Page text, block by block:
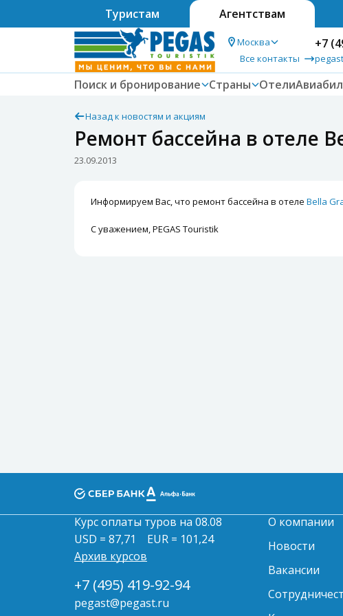
Туристам Агентствам
Москва
Все контакты
+7
Поиск и бронирование Страны Отели
Назад к новостям и акциям
Ремонт бассейна в отеле
23.09.2013
Информируем Вас, что ремонт бассейна в отеле Bella
С уважением, PEGAS Touristik
Курс оплаты туров на 08.08
USD = 87,71
EUR = 101,24
Архив курсов
+7 (495) 419-92-94
pegast@pegast.ru
О компании
Новости
Вакансии